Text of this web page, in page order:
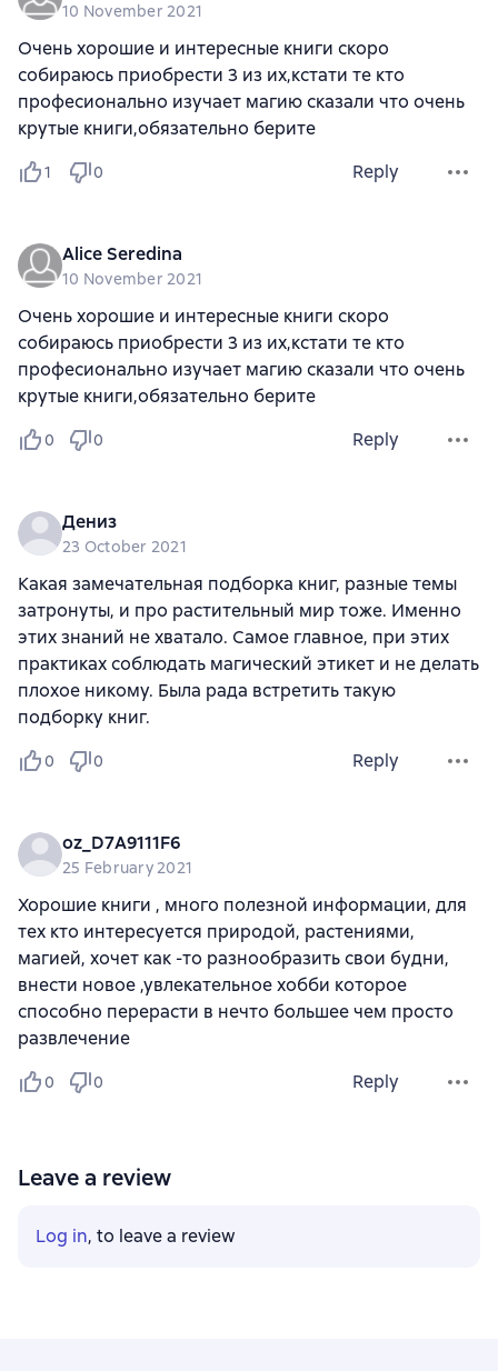
10 November 2021
Очень хорошие и интересные книги скоро
собираюсь приобрести 3 из их,кстати те кто
професионально изучает магию сказали что очень
крутые книги,обязательно берите
1 0 Reply
Alice Seredina
10 November 2021
Очень хорошие и интересные книги скоро
собираюсь приобрести 3 из их,кстати те кто
професионально изучает магию сказали что очень
крутые книги,обязательно берите
0 0 Reply
Дениз
23 October 2021
Какая замечательная подборка книг, разные темы
затронуты, и про растительный мир тоже. Именно
этих знаний не хватало. Самое главное, при этих
практиках соблюдать магический этикет и не делать
плохое никому. Была рада встретить такую
подборку книг.
0 0 Reply
oz_D7A9111F6
25 February 2021
Хорошие книги , много полезной информации, для
тех кто интересуется природой, растениями,
магией, хочет как -то разнообразить свои будни,
внести новое ,увлекательное хобби которое
способно перерасти в нечто большее чем просто
развлечение
0 0 Reply
Leave a review
Log in, to leave a review